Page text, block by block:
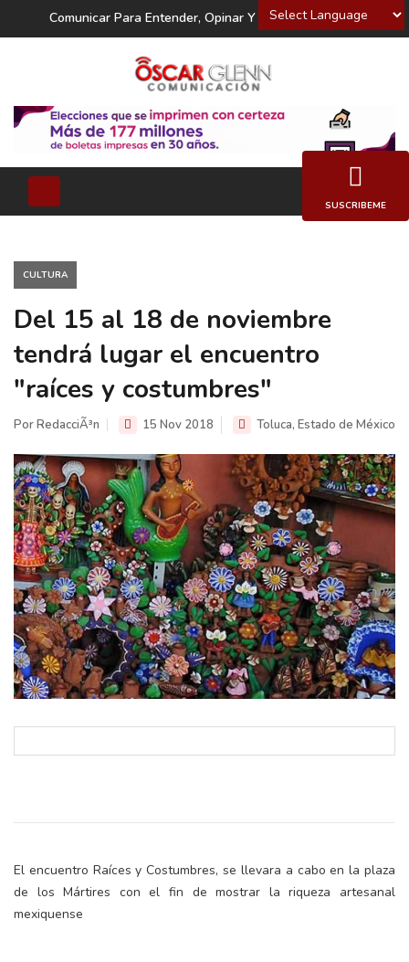
Powered by
Comunicar Para Entender, Opinar Y Decidir
CULTURA
Del 15 al 18 de noviembre
tendrá lugar el encuentro
"raíces y costumbres"
Por RedacciÃ³n 15 Nov 2018 Toluca, Estado de México
El encuentro Raíces y Costumbres, se llevara a cabo en la plaza
de los Mártires con el fin de mostrar la riqueza artesanal
mexiquense
SUSCRIBEME